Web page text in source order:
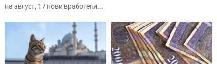
на август, 17 нови вработени...